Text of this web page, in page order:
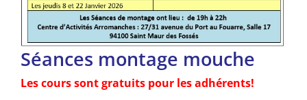
Séances montage mouche
Les cours sont gratuits pour les adhérents!